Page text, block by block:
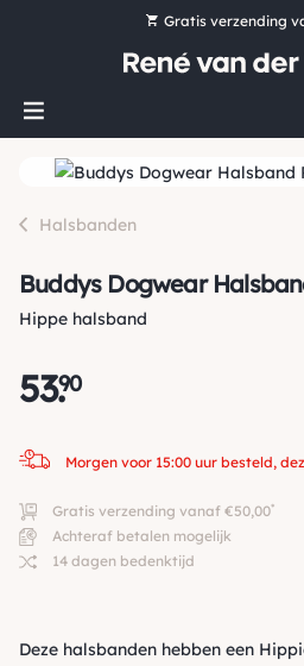
Gratis verzending
Bestel nu, betaal
Ruim 16.000
Halsbanden
Buddys Dogwear
Hippe halsband
53.
90
Morgen voor 15:00 uur besteld,
Gratis verzending vanaf €50,00*
Achteraf betalen mogelijk
14 dagen bedenktijd
Deze halsbanden hebben een